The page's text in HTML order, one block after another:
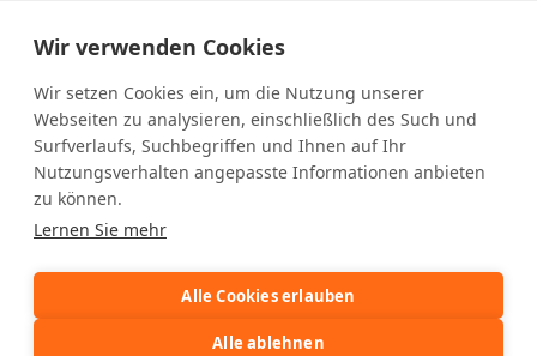
Wir verwenden Cookies
Wir setzen Cookies ein, um die Nutzung unserer
Webseiten zu analysieren, einschließlich des Such und
Surfverlaufs, Suchbegriffen und Ihnen auf Ihr
Nutzungsverhalten angepasste Informationen anbieten
zu können.
Lernen Sie mehr
Alle Cookies erlauben
Alle ablehnen